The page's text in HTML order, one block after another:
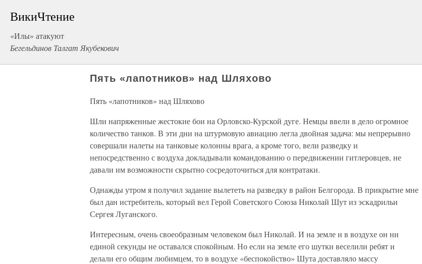
ВикиЧтение
«Илы» атакуют
Бегельдинов Талгат Якубекович
Пять «лапотников» над Шляхово
Пять «лапотников» над Шляхово
Шли напряженные жестокие бои на Орловско-Курской дуге. Немцы ввели в дело огромное
количество танков. В эти дни на штурмовую авиацию легла двойная задача: мы непрерывно
совершали налеты на танковые колонны врага, а кроме того, вели разведку и
непосредственно с воздуха докладывали командованию о передвижении гитлеровцев, не
давали им возможности скрытно сосредоточиться для контратаки.
Однажды утром я получил задание вылететь на разведку в район Белгорода. В прикрытие мне
был дан истребитель, который вел Герой Советского Союза Николай Шут из эскадрильи
Сергея Луганского.
Интересным, очень своеобразным человеком был Николай. И на земле и в воздухе он ни
единой секунды не оставался спокойным. Но если на земле его шутки веселили ребят и
делали его общим любимцем, то в воздухе «беспокойство» Шута доставляло массу